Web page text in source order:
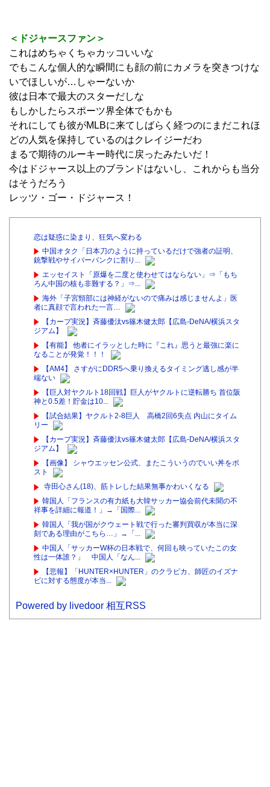
＜ドジャースファン＞
これはめちゃくちゃカッコいいな
でもこんな個人的な瞬間にも顔の前にカメラを突きつけな
いでほしいが…しゃーないか
彼は日本で最大のスターだしな
もしかしたらスポーツ界全体でもかも
それにしても彼がMLBに来てしばらく経つのにまだこれほ
どの人気を保持しているのはクレイジーだわ
まるで期待のルーキー時代に戻ったみたいだ！
今はドジャース以上のブランドはないし、これからも当分
はそうだろう
レッツ・ゴー・ドジャース！
恋は疑惑に染まり、狂気へ変わる
中国オタク「日本刀のように持っているだけで強者の証明、
銃撃戦やサイバーパンクに割り...
エッセイスト「原爆を二度と使わせてはならない」⇒「もち
ろん中国の核も非難する？」⇒...
海外「子宮頸部には神経がないので痛みは感じませんよ」医
者に真顔で言われた一言…
【カープ実況】斉藤優汰vs篠木健太郎【広島-DeNA/横浜スタ
ジアム】
【有能】 他者にイラッとした時に『これ』思うと最強に楽に
なることが発覚！！！
【AM4】 さすがにDDR5へ乗り換えるタイミング逃し感が半
端ない
【巨人対ヤクルト18回戦】巨人がヤクルトに逆転勝ち 首位阪
神と0.5差！貯金は10...
【試合結果】ヤクルト2-8巨人 高橋2回6失点 内山にタイム
リー
【カープ実況】斉藤優汰vs篠木健太郎【広島-DeNA/横浜スタ
ジアム】
【画像】 シャウエッセン公式、またこういうのでいい丼をポ
スト
寺田心さん(18)、筋トレした結果無事かわいくなる
韓国人「フランスの有力紙も大韓サッカー協会前代未聞の不
祥事を詳細に報道！」→「国際...
韓国人「我が国がクウェート戦で行った審判買収が本当に深
刻である理由がこちら…」→「...
中国人「サッカーW杯の日本戦で、何回も映っていたこの女
性は一体誰？」 中国人「なん...
【悲報】「HUNTER×HUNTER」のクラピカ、師匠のイズナ
ビに対する態度が本当...
Powered by livedoor 相互RSS